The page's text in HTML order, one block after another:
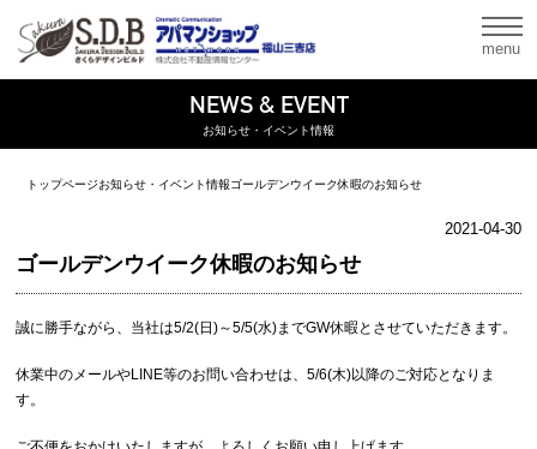
menu
NEWS & EVENT
お知らせ・イベント情報
トップページお知らせ・イベント情報ゴールデンウイーク休暇のお知らせ
2021-04-30
ゴールデンウイーク休暇のお知らせ
誠に勝手ながら、当社は5/2(日)～5/5(水)までGW休暇とさせていただきます。
休業中のメールやLINE等のお問い合わせは、5/6(木)以降のご対応となりま
す。